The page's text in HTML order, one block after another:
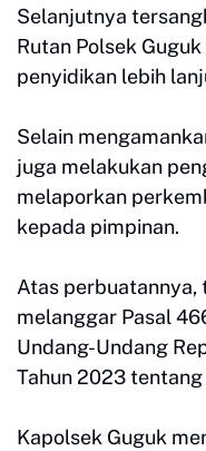
Selanjutnya
Rutan Polsek
penyidikan lebih
Selain
juga melakukan
melaporkan
kepada pimpinan.
Atas perbuatannya,
melanggar Pasal
Undang-Undang
Tahun 2023 tentang
Kapolsek Guguk